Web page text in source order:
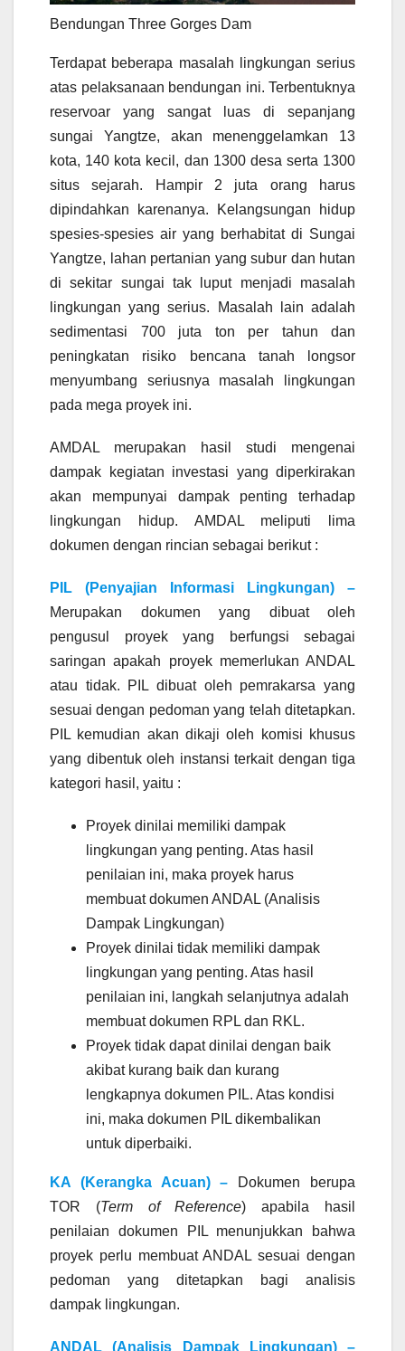
Bendungan Three Gorges Dam
Terdapat beberapa masalah lingkungan serius
atas pelaksanaan bendungan ini. Terbentuknya
reservoar yang sangat luas di sepanjang
sungai Yangtze, akan menenggelamkan 13
kota, 140 kota kecil, dan 1300 desa serta 1300
situs sejarah. Hampir 2 juta orang harus
dipindahkan karenanya. Kelangsungan hidup
spesies-spesies air yang berhabitat di Sungai
Yangtze, lahan pertanian yang subur dan hutan
di sekitar sungai tak luput menjadi masalah
lingkungan yang serius. Masalah lain adalah
sedimentasi 700 juta ton per tahun dan
peningkatan risiko bencana tanah longsor
menyumbang seriusnya masalah lingkungan
pada mega proyek ini.
AMDAL merupakan hasil studi mengenai
dampak kegiatan investasi yang diperkirakan
akan mempunyai dampak penting terhadap
lingkungan hidup. AMDAL meliputi lima
dokumen dengan rincian sebagai berikut :
PIL (Penyajian Informasi Lingkungan) –
Merupakan dokumen yang dibuat oleh
pengusul proyek yang berfungsi sebagai
saringan apakah proyek memerlukan ANDAL
atau tidak. PIL dibuat oleh pemrakarsa yang
sesuai dengan pedoman yang telah ditetapkan.
PIL kemudian akan dikaji oleh komisi khusus
yang dibentuk oleh instansi terkait dengan tiga
kategori hasil, yaitu :
Proyek dinilai memiliki dampak
lingkungan yang penting. Atas hasil
penilaian ini, maka proyek harus
membuat dokumen ANDAL (Analisis
Dampak Lingkungan)
Proyek dinilai tidak memiliki dampak
lingkungan yang penting. Atas hasil
penilaian ini, langkah selanjutnya adalah
membuat dokumen RPL dan RKL.
Proyek tidak dapat dinilai dengan baik
akibat kurang baik dan kurang
lengkapnya dokumen PIL. Atas kondisi
ini, maka dokumen PIL dikembalikan
untuk diperbaiki.
KA (Kerangka Acuan) –
Dokumen berupa
TOR (Term of Reference) apabila hasil
penilaian dokumen PIL menunjukkan bahwa
proyek perlu membuat ANDAL sesuai dengan
pedoman yang ditetapkan bagi analisis
dampak lingkungan.
ANDAL (Analisis Dampak Lingkungan) –